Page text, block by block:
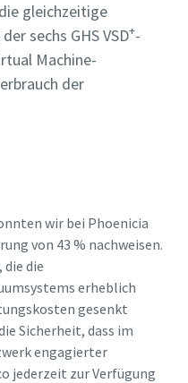
gleichzeitige
sechs GHS VSD+-
Machine-
der
wir bei Phoenicia
von 43 % nachweisen.
die
erheblich
gesenkt
Sicherheit, dass im
engagierter
jederzeit zur Verfügung